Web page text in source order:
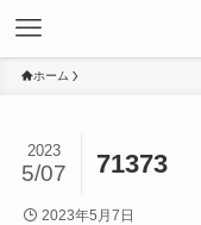
ホーム
71373
2023
5/07
2023年5月7日